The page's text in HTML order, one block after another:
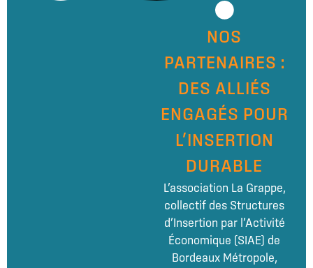
NOS
PARTENAIRES :
DES ALLIÉS
ENGAGÉS POUR
L’INSERTION
DURABLE
L’association La Grappe,
collectif des Structures
d’Insertion par l’Activité
Économique (SIAE) de
Bordeaux Métropole,